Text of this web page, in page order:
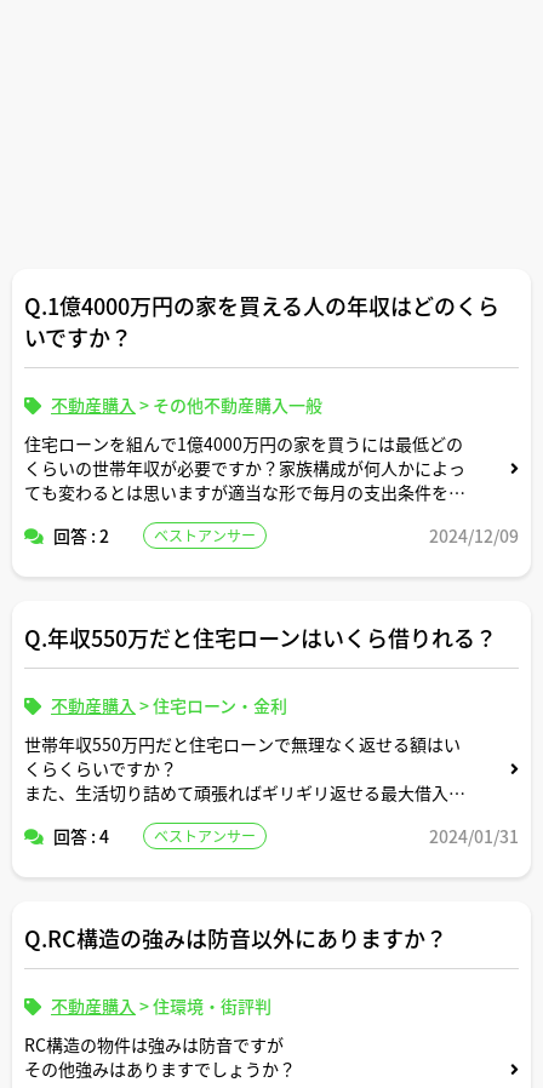
Q.1億4000万円の家を買える人の年収はどのくら
いですか？
不動産購入 > その他不動産購入一般
住宅ローンを組んで1億4000万円の家を買うには最低どの
くらいの世帯年収が必要ですか？家族構成が何人かによっ
ても変わるとは思いますが適当な形で毎月の支出条件を設
しください。
回答 : 2 ベストアンサー 2024/12/09
Q.年収550万だと住宅ローンはいくら借りれる？
不動産購入 >住宅ローン・金利
世帯年収550万円だと住宅ローンで無理なく返せる額はい
くらくらいですか？
また、生活切り詰めて頑張ればギリギリ返せる最大借入可
回答 : 4
ベストアンサー 2024/01/31
Q.RC構造の強みは防音以外にありますか？
不動産購入 >住環境・街評判
RC構造の物件は強みは防音ですが
その他強みはありますでしょうか？